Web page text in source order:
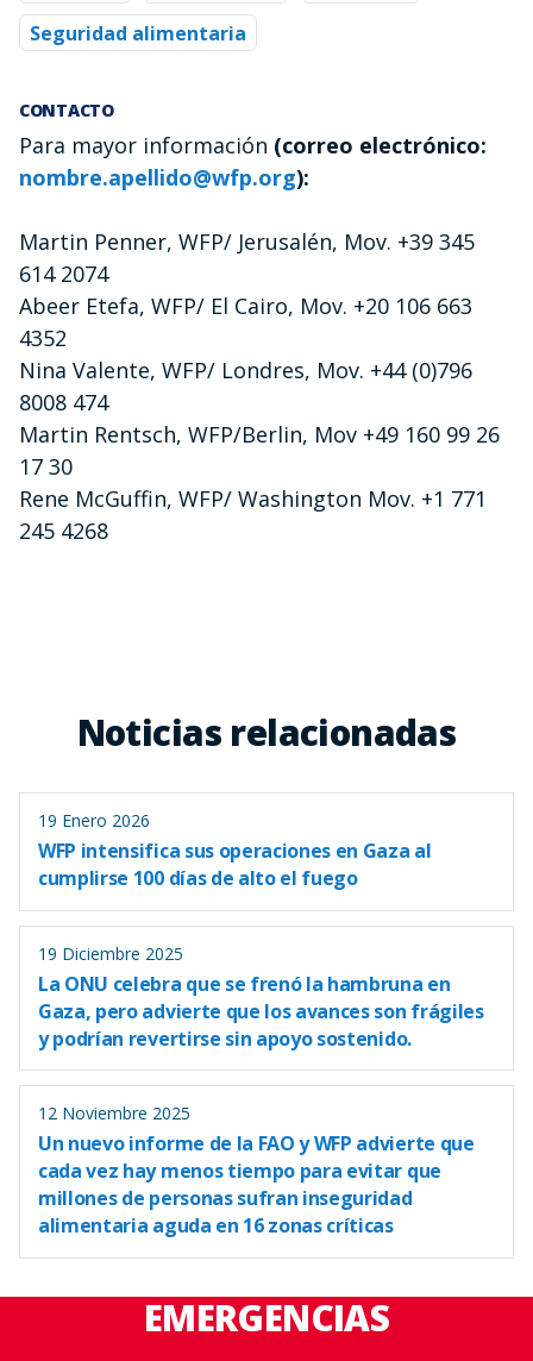
Seguridad alimentaria
CONTACTO
Para mayor información (correo electrónico:
nombre.apellido@wfp.org):
Martin Penner, WFP/ Jerusalén, Mov. +39 345
614 2074
Abeer Etefa, WFP/ El Cairo, Mov. +20 106 663
4352
Nina Valente, WFP/ Londres, Mov. +44 (0)796
8008 474
Martin Rentsch, WFP/Berlin, Mov +49 160 99 26
17 30
Rene McGuffin, WFP/ Washington Mov. +1 771
245 4268
Noticias relacionadas
19 Enero 2026
WFP intensifica sus operaciones en Gaza al
cumplirse 100 días de alto el fuego
19 Diciembre 2025
La ONU celebra que se frenó la hambruna en
Gaza, pero advierte que los avances son frágiles
y podrían revertirse sin apoyo sostenido.
12 Noviembre 2025
Un nuevo informe de la FAO y WFP advierte que
cada vez hay menos tiempo para evitar que
millones de personas sufran inseguridad
alimentaria aguda en 16 zonas críticas
EMERGENCIAS